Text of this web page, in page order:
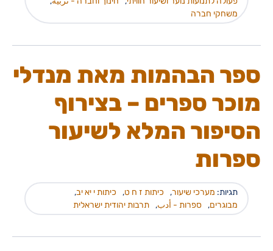
משחקי חברה
ספר הבהמות מאת מנדלי
מוכר ספרים – בצירוף
הסיפור המלא לשיעור
ספרות
תגיות: מערכי שיעור, כיתות ז ח ט, כיתות י יא יב,
מבוגרים, ספרות - أدب, תרבות יהודית ישראלית